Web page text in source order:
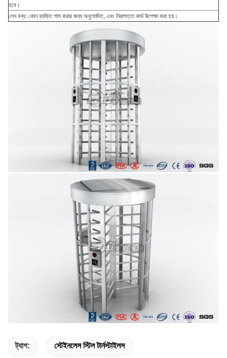
হবে।
লেন বন্ধ: কোন ব্যক্তি পাস করার জন্য অনুমোদিত, এবং নিরাপত্তা কার্ড উপেক্ষা করা হয়।
ট্যাগ: স্টেইনলেস স্টিল টার্নস্টাইলস